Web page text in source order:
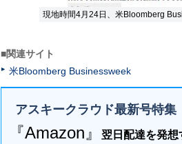
現地時間4月24日、米Bloomberg
■関連サイト
米Bloomberg Businessweek
アスキークラウド最新号特集
『Amazon』 翌日配達を発